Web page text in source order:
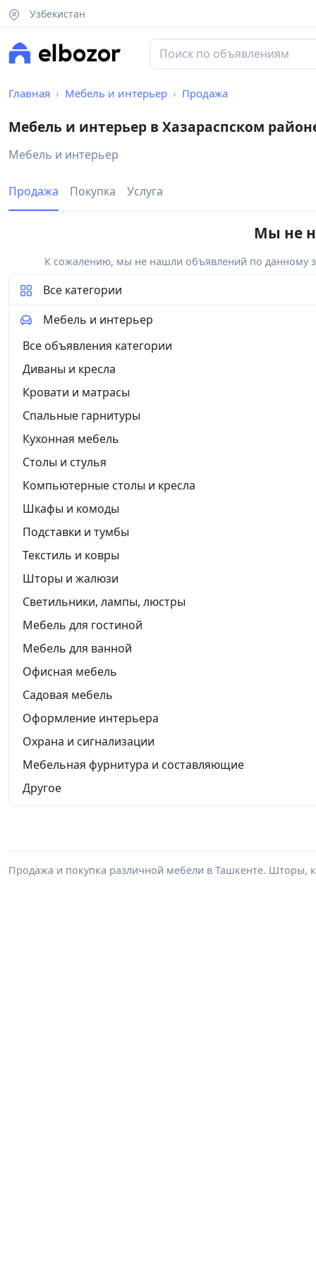
Узбекистан
Главная Мебель и интерьер Продажа
Мебель и интерьер в Хазараспском
Мебель и интерьер
Продажа Покупка Услуга
Мы не
К сожалению, мы не нашли объявлений по данному
Все категории
Мебель и интерьер
Все объявления категории
Диваны и кресла
Кровати и матрасы
Спальные гарнитуры
Кухонная мебель
Столы и стулья
Компьютерные столы и кресла
Шкафы и комоды
Подставки и тумбы
Текстиль и ковры
Шторы и жалюзи
Светильники, лампы, люстры
Мебель для гостиной
Мебель для ванной
Офисная мебель
Садовая мебель
Оформление интерьера
Охрана и сигнализации
Мебельная фурнитура и составляющие
Другое
Продажа и покупка различной мебели в Ташкенте. Шторы,